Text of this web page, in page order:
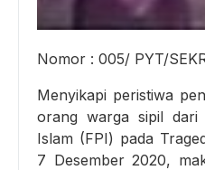
Nomor : 005/ PYT/
Menyikapi peristiwa
orang warga sipil dari
Islam (FPI) pada
7 Desember 2020,